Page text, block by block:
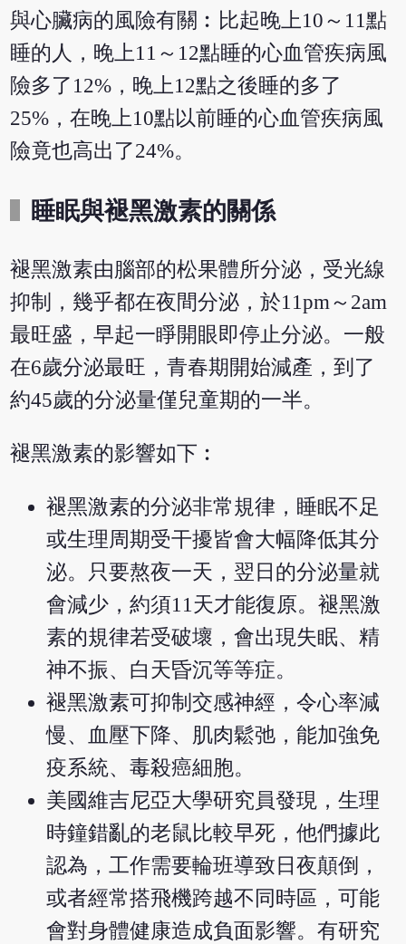
與心臟病的風險有關︰比起晚上10～11點
睡的人，晚上11～12點睡的心血管疾病風
險多了12%，晚上12點之後睡的多了
25%，在晚上10點以前睡的心血管疾病風
險竟也高出了24%。
睡眠與褪黑激素的關係
褪黑激素由腦部的松果體所分泌，受光線
抑制，幾乎都在夜間分泌，於11pm～2am
最旺盛，早起一睜開眼即停止分泌。一般
在6歲分泌最旺，青春期開始減產，到了
約45歲的分泌量僅兒童期的一半。
褪黑激素的影響如下︰
褪黑激素的分泌非常規律，睡眠不足
或生理周期受干擾皆會大幅降低其分
泌。只要熬夜一天，翌日的分泌量就
會減少，約須11天才能復原。褪黑激
素的規律若受破壞，會出現失眠、精
神不振、白天昏沉等等症。
褪黑激素可抑制交感神經，令心率減
慢、血壓下降、肌肉鬆弛，能加強免
疫系統、毒殺癌細胞。
美國維吉尼亞大學研究員發現，生理
時鐘錯亂的老鼠比較早死，他們據此
認為，工作需要輪班導致日夜顛倒，
或者經常搭飛機跨越不同時區，可能
會對身體健康造成負面影響。有研究